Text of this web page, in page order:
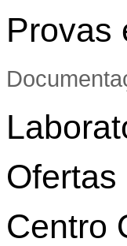
Provas
Centro